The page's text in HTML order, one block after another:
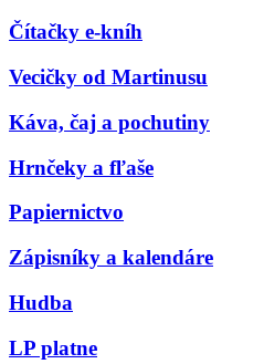
Čítačky e-kníh
Vecičky od Martinusu
Káva, čaj a pochutiny
Hrnčeky a fľaše
Papiernictvo
Zápisníky a kalendáre
Hudba
LP platne